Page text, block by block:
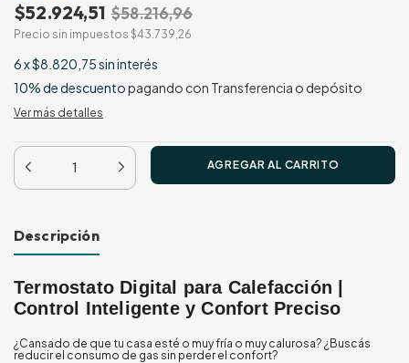
$52.924,51 $58.216,96
Precio sin impuestos $43.739,26
6x$8.820,75sin interés
10% de descuentopagando con Transferencia o depósito
Ver más detalles
Descripción
Termostato Digital para Calefacción |
Control Inteligente y Confort Preciso
¿Cansado de que tu casa esté o muy fría o muy calurosa? ¿Buscás
reducir el consumo de gas sin perder el confort?